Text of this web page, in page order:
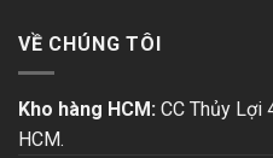
VỀ CHÚNG TÔI
Kho hàng HCM: CC Thủy Lợi
HCM.